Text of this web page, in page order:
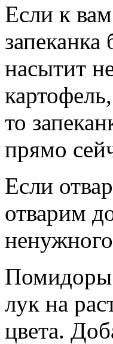
Если к
насытит
то
прямо
Если
отварим
Помидоры
лук на
цвета.